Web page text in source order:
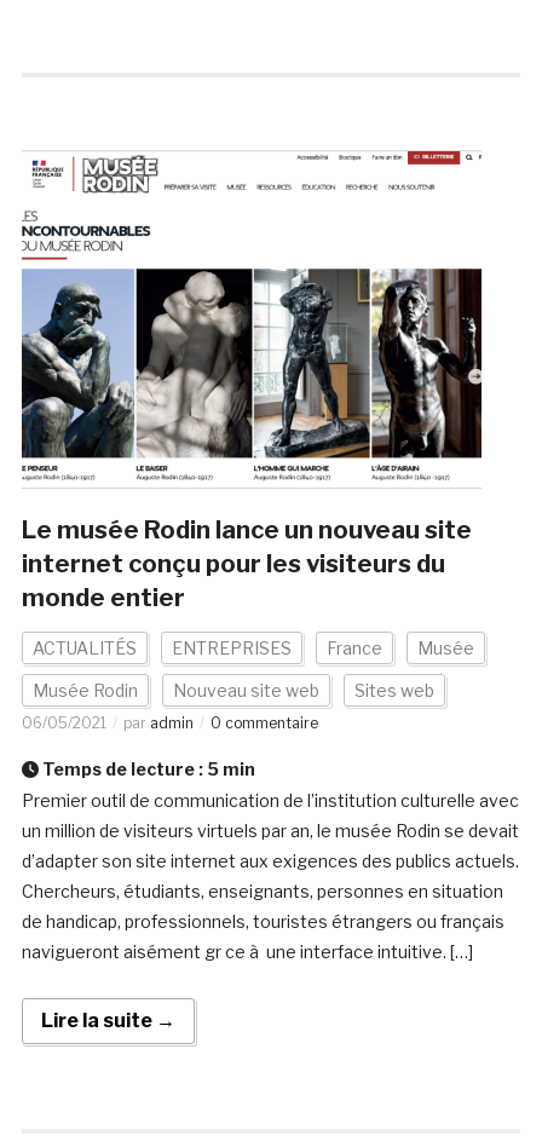
Le musée Rodin lance un nouveau site
internet conçu pour les visiteurs du
monde entier
ACTUALITÉS ENTREPRISES France Musée
Musée Rodin Nouveau site web Sites web
06/05/2021 par admin 0 commentaire
Temps de lecture : 5 min
Premier outil de communication de l’institution culturelle avec
un million de visiteurs virtuels par an, le musée Rodin se devait
d’adapter son site internet aux exigences des publics actuels.
Chercheurs, étudiants, enseignants, personnes en situation
de handicap, professionnels, touristes étrangers ou français
navigueront aisément gr ce à une interface intuitive. […]
Lire la suite →